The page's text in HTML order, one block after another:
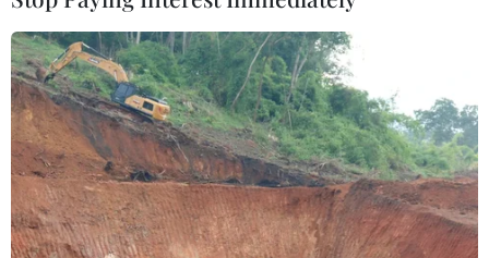
TIN CÙNG CHUYÊN MỤC
Xem trực tiếp Việt Nam-Campuchia
tại ASEAN Cup 2026 trên kênh nào?
07/08/2026 09:49